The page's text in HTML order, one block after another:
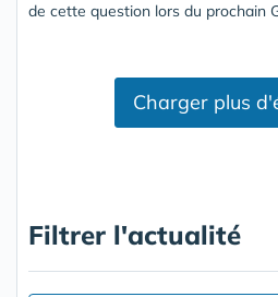
de cette question lors du prochain
Charger plus
Filtrer l'actualité